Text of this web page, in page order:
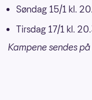
Søndag 15/1 kl.
Tirsdag 17/1 kl.
Kampene sendes